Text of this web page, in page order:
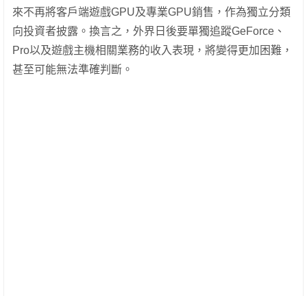
來不再將客戶端遊戲GPU及專業GPU銷售，作為獨立分類
向投資者披露。換言之，外界日後要單獨追蹤GeForce、
Pro以及遊戲主機相關業務的收入表現，將變得更加困難，
甚至可能無法準確判斷。